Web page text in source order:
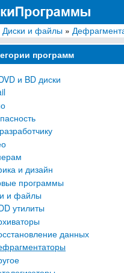
бесплатных
Диски и файлы »
программ
и BD диски
и дизайн
программы
и файлы
утилиты
данных